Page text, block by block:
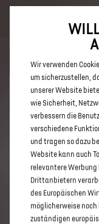
DS 3
MIT
Wir verwenden
um sicherzustellen,
unserer Website
wie Sicherheit,
verbessern die
verschiedene
und tragen so dazu
Website kann auch
relevantere Werbung
Drittanbietern
des Europäischen
möglicherweise
zuständigen